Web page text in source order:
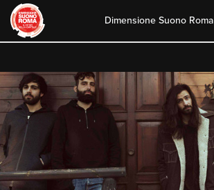
content
Dimensione Suono Roma